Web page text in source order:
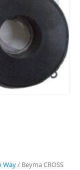
Way/ Beyma CROSS